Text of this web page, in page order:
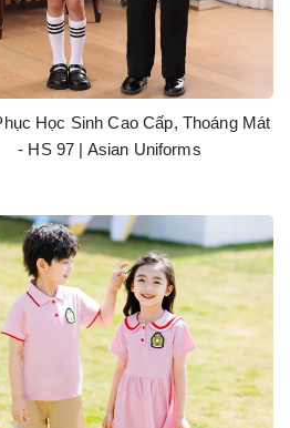
Học Sinh Cao Cấp, Thoáng Mát
- HS 97 | Asian Uniforms